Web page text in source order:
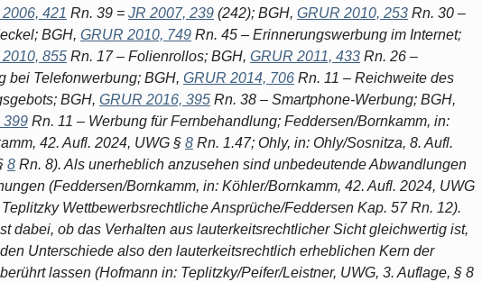
421 Rn. 39 = JR 2007, 239 (242); BGH, GRUR 2010, 253 Rn. 30 –
BGH, GRUR 2010, 749 Rn. 45 – Erinnerungswerbung im Internet;
855 Rn. 17 – Folienrollos; BGH, GRUR 2011, 433 Rn. 26 –
bei Telefonwerbung; BGH, GRUR 2014, 706 Rn. 11 – Reichweite des
BGH, GRUR 2016, 395 Rn. 38 – Smartphone-Werbung; BGH,
399 Rn. 11 – Werbung für Fernbehandlung; Feddersen/Bornkamm, in:
42. Aufl. 2024, UWG § 8 Rn. 1.47; Ohly, in: Ohly/Sosnitza, 8. Aufl.
8 Rn. 8). Als unerheblich anzusehen sind unbedeutende Abwandlungen
(Feddersen/Bornkamm, in: Köhler/Bornkamm, 42. Aufl. 2024, UWG
Wettbewerbsrechtliche Ansprüche/Feddersen Kap. 57 Rn. 12).
dabei, ob das Verhalten aus lauterkeitsrechtlicher Sicht gleichwertig ist,
Unterschiede also den lauterkeitsrechtlich erheblichen Kern der
lassen (Hofmann in: Teplitzky/​Peifer/​Leistner, UWG, 3. Auflage, § 8